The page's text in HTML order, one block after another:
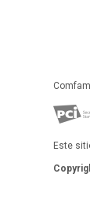
Este